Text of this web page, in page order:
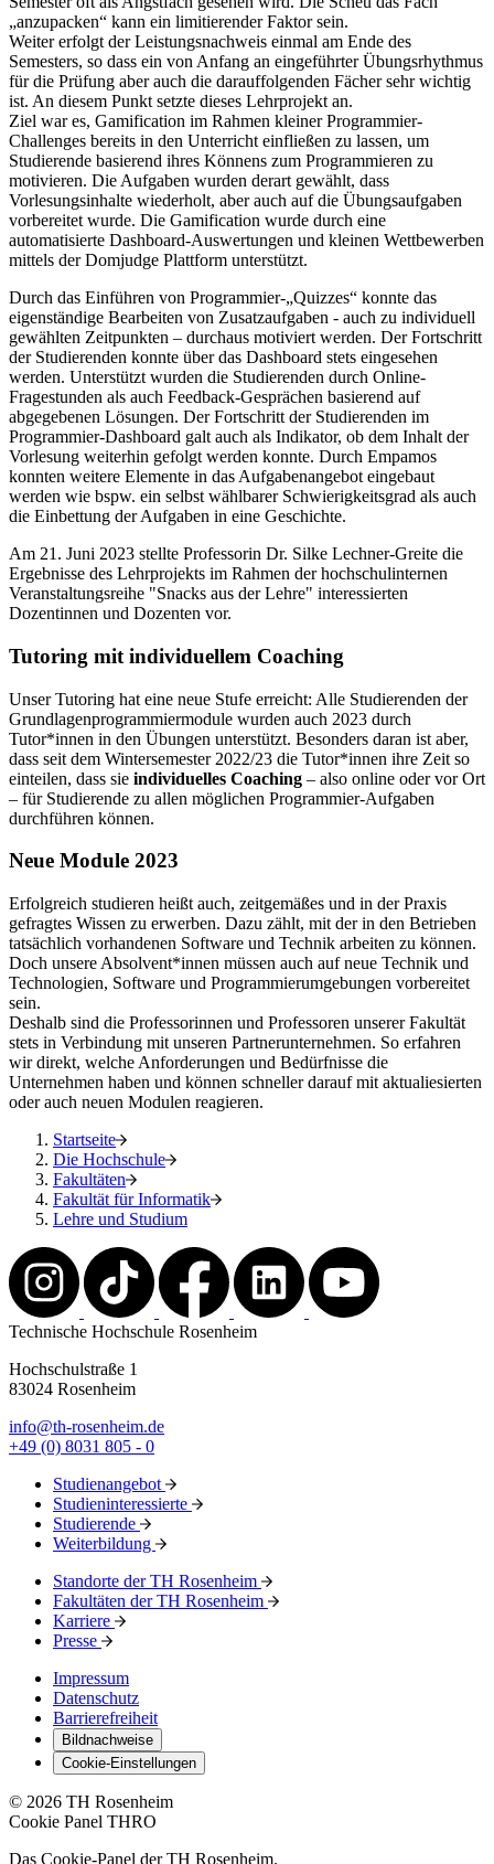
„anzupacken“ kann ein limitierender Faktor sein.
Weiter erfolgt der Leistungsnachweis einmal am Ende des
Semesters, so dass ein von Anfang an eingeführter Übungsrhythmus
für die Prüfung aber auch die darauffolgenden Fächer sehr wichtig
ist. An diesem Punkt setzte dieses Lehrprojekt an.
Ziel war es, Gamification im Rahmen kleiner Programmier-
Challenges bereits in den Unterricht einfließen zu lassen, um
Studierende basierend ihres Könnens zum Programmieren zu
motivieren. Die Aufgaben wurden derart gewählt, dass
Vorlesungsinhalte wiederholt, aber auch auf die Übungsaufgaben
vorbereitet wurde. Die Gamification wurde durch eine
automatisierte Dashboard-Auswertungen und kleinen Wettbewerben
mittels der Domjudge Plattform unterstützt.
Durch das Einführen von Programmier-„Quizzes“ konnte das
eigenständige Bearbeiten von Zusatzaufgaben - auch zu individuell
gewählten Zeitpunkten – durchaus motiviert werden. Der Fortschritt
der Studierenden konnte über das Dashboard stets eingesehen
werden. Unterstützt wurden die Studierenden durch Online-
Fragestunden als auch Feedback-Gesprächen basierend auf
abgegebenen Lösungen. Der Fortschritt der Studierenden im
Programmier-Dashboard galt auch als Indikator, ob dem Inhalt der
Vorlesung weiterhin gefolgt werden konnte. Durch Empamos
konnten weitere Elemente in das Aufgabenangebot eingebaut
werden wie bspw. ein selbst wählbarer Schwierigkeitsgrad als auch
die Einbettung der Aufgaben in eine Geschichte.
Am 21. Juni 2023 stellte Professorin Dr. Silke Lechner-Greite die
Ergebnisse des Lehrprojekts im Rahmen der hochschulinternen
Veranstaltungsreihe "Snacks aus der Lehre" interessierten
Dozentinnen und Dozenten vor.
Tutoring mit individuellem Coaching
Unser Tutoring hat eine neue Stufe erreicht: Alle Studierenden der
Grundlagenprogrammiermodule wurden auch 2023 durch
Tutor*innen in den Übungen unterstützt. Besonders daran ist aber,
dass seit dem Wintersemester 2022/23 die Tutor*innen ihre Zeit so
einteilen, dass sie individuelles Coaching – also online oder vor Ort
– für Studierende zu allen möglichen Programmier-Aufgaben
durchführen können.
Neue Module 2023
Erfolgreich studieren heißt auch, zeitgemäßes und in der Praxis
gefragtes Wissen zu erwerben. Dazu zählt, mit der in den Betrieben
tatsächlich vorhandenen Software und Technik arbeiten zu können.
Doch unsere Absolvent*innen müssen auch auf neue Technik und
Technologien, Software und Programmierumgebungen vorbereitet
sein.
Deshalb sind die Professorinnen und Professoren unserer Fakultät
stets in Verbindung mit unseren Partnerunternehmen. So erfahren
wir direkt, welche Anforderungen und Bedürfnisse die
Unternehmen haben und können schneller darauf mit aktualiesierten
oder auch neuen Modulen reagieren.
Startseite
Die Hochschule
Fakultäten
Fakultät für Informatik
Lehre und Studium
Technische Hochschule Rosenheim
Hochschulstraße 1
83024 Rosenheim
info@th-rosenheim.de
+49 (0) 8031 805 - 0
Studienangebot
Studieninteressierte
Studierende
Weiterbildung
Standorte der TH Rosenheim
Fakultäten der TH Rosenheim
Karriere
Presse
Impressum
Datenschutz
Barrierefreiheit
Bildnachweise
Cookie-Einstellungen
© 2026 TH Rosenheim
Cookie Panel THRO
Das Cookie-Panel der TH Rosenheim.